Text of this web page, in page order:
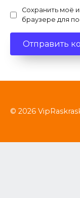
Сохранить моё
браузере для
© 2026